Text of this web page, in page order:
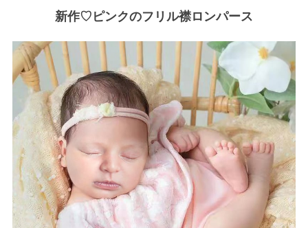
新作♡ピンクのフリル襟ロンパース